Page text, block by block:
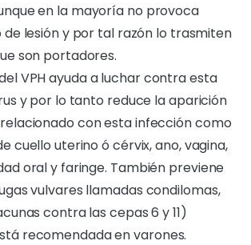
en la mayoría no provoca
de lesión y por tal razón lo trasmiten
son portadores.
VPH ayuda a luchar contra esta
y por lo tanto reduce la aparición
con esta infección como
cuello uterino ó cérvix, ano, vagina,
oral y faringe. También previene
vulvares llamadas condilomas,
contra las cepas 6 y 11)
recomendada en varones.